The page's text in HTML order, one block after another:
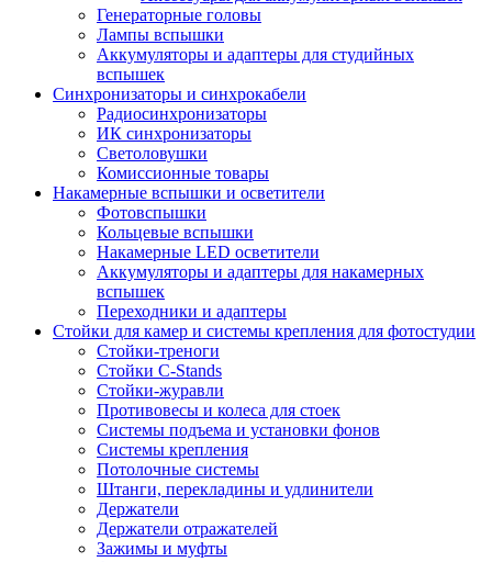
Генераторные головы
Лампы вспышки
Аккумуляторы и адаптеры для студийных
вспышек
Синхронизаторы и синхрокабели
Радиосинхронизаторы
ИК синхронизаторы
Светоловушки
Комиссионные товары
Накамерные вспышки и осветители
Фотовспышки
Кольцевые вспышки
Накамерные LED осветители
Аккумуляторы и адаптеры для накамерных
вспышек
Переходники и адаптеры
Стойки для камер и системы крепления для фотостудии
Стойки-треноги
Стойки C-Stands
Стойки-журавли
Противовесы и колеса для стоек
Системы подъема и установки фонов
Системы крепления
Потолочные системы
Штанги, перекладины и удлинители
Держатели
Держатели отражателей
Зажимы и муфты